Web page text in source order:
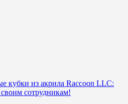
кубки из акрила Raccoon LLC:
сотрудникам!